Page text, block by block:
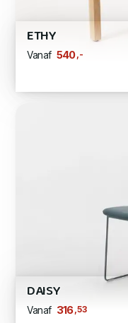
ETHY
Vanaf 540 ,-
DAISY
Vanaf 316 ,53